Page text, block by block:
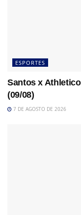
ESPORTES
Santos x
(09/08)
7 DE AGOSTO DE 2026